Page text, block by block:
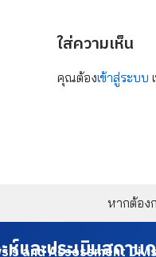
ใส่ความเห็น
คุณต้องเข้าสู่ระบบ
หากต้อง
ห์และประเมินสถา
and Assessment